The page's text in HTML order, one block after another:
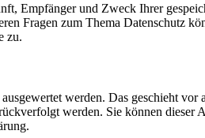
Empfänger und Zweck Ihrer
Fragen zum Thema Datenschutz
zu.
werden. Das geschieht
werden. Sie können